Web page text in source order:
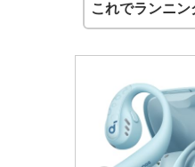
これでランニン